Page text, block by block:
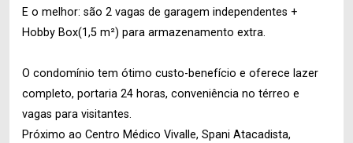
E o melhor: são 2 vagas de garagem independentes +
Hobby Box(1,5 m²) para armazenamento extra.
O condomínio tem ótimo custo-benefício e oferece lazer
completo, portaria 24 horas, conveniência no térreo e
vagas para visitantes.
Próximo ao Centro Médico Vivalle, Spani Atacadista,